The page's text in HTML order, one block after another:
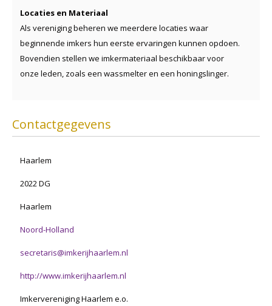
Locaties en Materiaal
Als vereniging beheren we meerdere locaties waar
beginnende imkers hun eerste ervaringen kunnen opdoen.
Bovendien stellen we imkermateriaal beschikbaar voor
onze leden, zoals een wassmelter en een honingslinger.
Contactgegevens
Haarlem
2022 DG
Haarlem
Noord-Holland
secretaris@imkerijhaarlem.nl
http://www.imkerijhaarlem.nl
Imkervereniging Haarlem e.o.